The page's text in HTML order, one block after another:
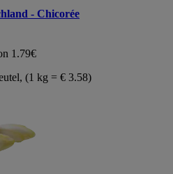
- Chicorée
1.79€
(1 kg = € 3.58)